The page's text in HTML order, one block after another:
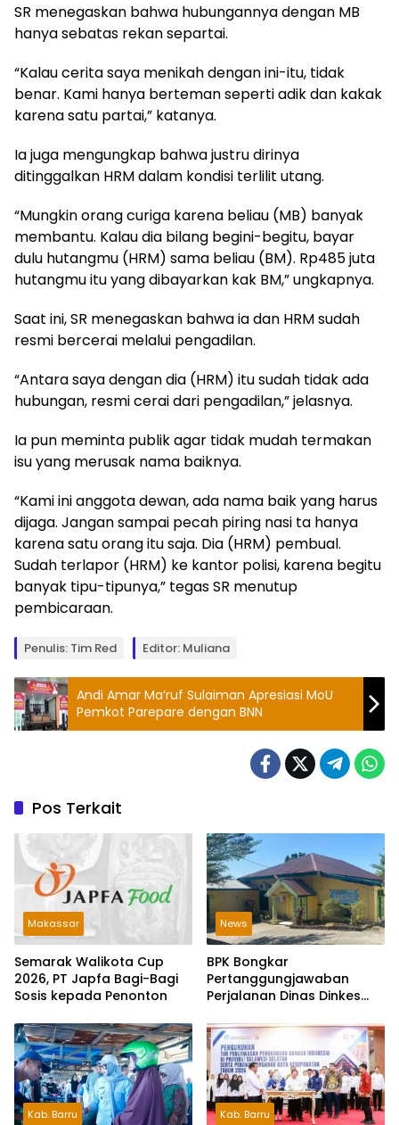
SR menegaskan bahwa hubungannya dengan MB
hanya sebatas rekan separtai.
“Kalau cerita saya menikah dengan ini-itu, tidak
benar. Kami hanya berteman seperti adik dan kakak
karena satu partai,” katanya.
Ia juga mengungkap bahwa justru dirinya
ditinggalkan HRM dalam kondisi terlilit utang.
“Mungkin orang curiga karena beliau (MB) banyak
membantu. Kalau dia bilang begini-begitu, bayar
dulu hutangmu (HRM) sama beliau (BM). Rp485 juta
hutangmu itu yang dibayarkan kak BM,” ungkapnya.
Saat ini, SR menegaskan bahwa ia dan HRM sudah
resmi bercerai melalui pengadilan.
“Antara saya dengan dia (HRM) itu sudah tidak ada
hubungan, resmi cerai dari pengadilan,” jelasnya.
Ia pun meminta publik agar tidak mudah termakan
isu yang merusak nama baiknya.
“Kami ini anggota dewan, ada nama baik yang harus
dijaga. Jangan sampai pecah piring nasi ta hanya
karena satu orang itu saja. Dia (HRM) pembual.
Sudah terlapor (HRM) ke kantor polisi, karena begitu
banyak tipu-tipunya,” tegas SR menutup
pembicaraan.
Penulis: Tim Red Editor: Muliana
Andi Amar Ma’ruf Sulaiman Apresiasi MoU
Pemkot Parepare dengan BNN
Pos Terkait
Makassar
Semarak Walikota Cup
2026, PT Japfa Bagi-Bagi
Sosis kepada Penonton
News
BPK Bongkar
Pertanggungjawaban
Perjalanan Dinas Dinkes
Tanpa Bukti Pengeluaran
Riil
Kab. Barru Kab. Barru